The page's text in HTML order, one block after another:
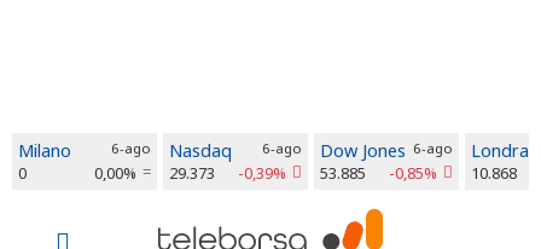
Milano 6-ago
0 0,00%
Nasdaq 6-ago
29.373 -0,39%
Dow Jones 6-ago
53.885 -0,85%
Londra
10.868